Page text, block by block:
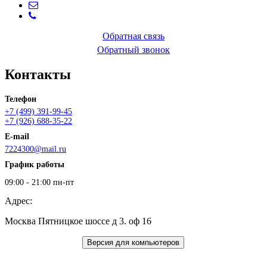
Обратная связь
Обратный звонок
Контакты
Телефон
+7 (499) 391-99-45
+7 (926) 688-35-22
E-mail
7224300@mail.ru
График работы
09:00 - 21:00 пн-пт
Адрес:
Москва Пятницкое шоссе д 3. оф 16